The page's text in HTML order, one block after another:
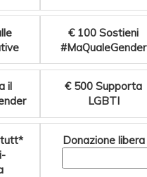
€ 100 Sostieni
#MaQualeGender
il
€ 500 Supporta
LGBTI
Donazione libera